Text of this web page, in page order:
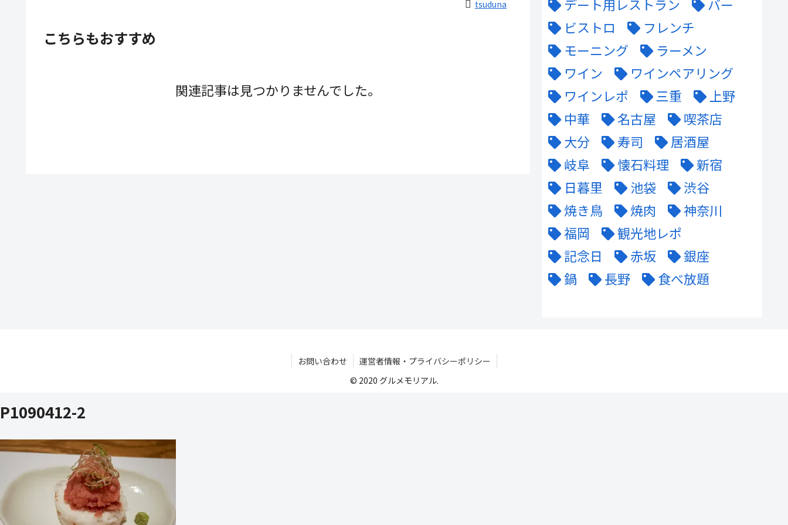
tsuduna
こちらもおすすめ
関連記事は見つかりませんでした。
デート用レストラン
バー
ビストロ
フレンチ
モーニング
ラーメン
ワイン
ワインペアリング
ワインレポ
三重
上野
中華
名古屋
喫茶店
大分
寿司
居酒屋
岐阜
懐石料理
新宿
日暮里
池袋
渋谷
焼き鳥
焼肉
神奈川
福岡
観光地レポ
記念日
赤坂
銀座
鍋
長野 食べ放題
お問い合わせ
運営者情報・プライバシーポリシー
© 2020 グルメモリアル.
P1090412-2